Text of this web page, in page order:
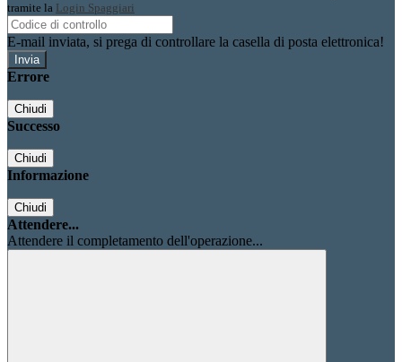
tramite la Login Spaggiari
E-mail inviata, si prega di controllare la casella di posta elettronica!
Errore
Chiudi
Successo
Chiudi
Informazione
Chiudi
Attendere...
Attendere il completamento dell'operazione...